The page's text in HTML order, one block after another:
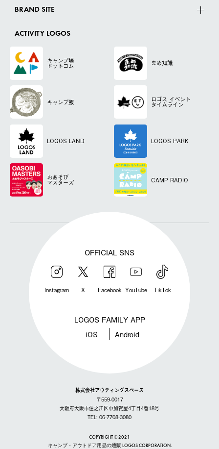
BRAND SITE
ACTIVITY LOGOS
キャンプ場
ドットコム まめ知識
キャンプ飯 ロゴス イベント
タイムライン
LOGOS LAND LOGOS PARK
おあそび
マスターズ CAMP RADIO
OFFICIAL SNS
Instagram X Facebook YouTube TikTok
LOGOS FAMILY APP
iOS Android
株式会社アウティングスペース
〒559-0017
大阪府大阪市住之江区中加賀屋4丁目4番18号
TEL: 06-7708-3080
COPYRIGHT © 2021
キャンプ・アウトドア用品の通販 LOGOS CORPORATION.